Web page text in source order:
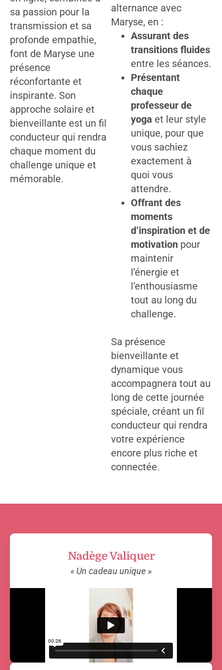
sa passion pour la
transmission et sa
profonde empathie,
font de Maryse une
présence
réconfortante et
inspirante. Son
approche solaire et
bienveillante est un fil
conducteur qui rendra
chaque moment du
challenge unique et
mémorable.
alternance avec
Maryse, en :
Assurant des
transitions fluides
entre les séances.
Présentant
chaque
professeur de
yoga et leur style
unique, pour que
vous sachiez
exactement à
quoi vous
attendre.
Offrant des
moments
d’inspiration et de
motivation pour
maintenir
l’énergie et
l’enthousiasme
tout au long du
challenge.
Sa présence
bienveillante et
dynamique vous
accompagnera tout au
long de cette journée
spéciale, créant un fil
conducteur qui rendra
votre expérience
encore plus riche et
connectée.
Nadège Valiquer
« Un cadeau unique »